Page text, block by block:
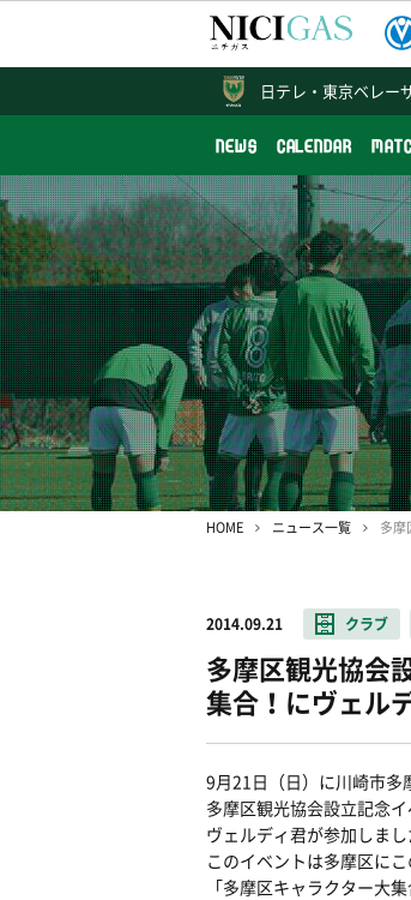
NEWS CALENDAR
日テレ・ 東京ベレー
HOME ニュース一覧
2014.09.21 クラブ
多摩区観光協会
集合！にヴェル
9月21日（日）に川崎市多
多摩区観光協会設立記念
ヴェルディ君が参加しまし
このイベントは多摩区に
「多摩区キャラクター大